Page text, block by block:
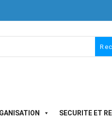
SECURITE ET